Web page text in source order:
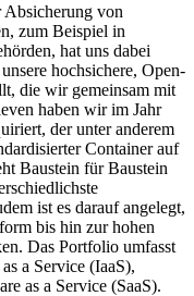
Absicherung von
zum Beispiel in
hat uns dabei
hochsichere, Open-
die wir gemeinsam mit
haben wir im Jahr
der unter anderem
Container auf
Baustein für Baustein
ist es darauf angelegt,
bis hin zur hohen
Das Portfolio umfasst
a Service (IaaS),
as a Service (SaaS).